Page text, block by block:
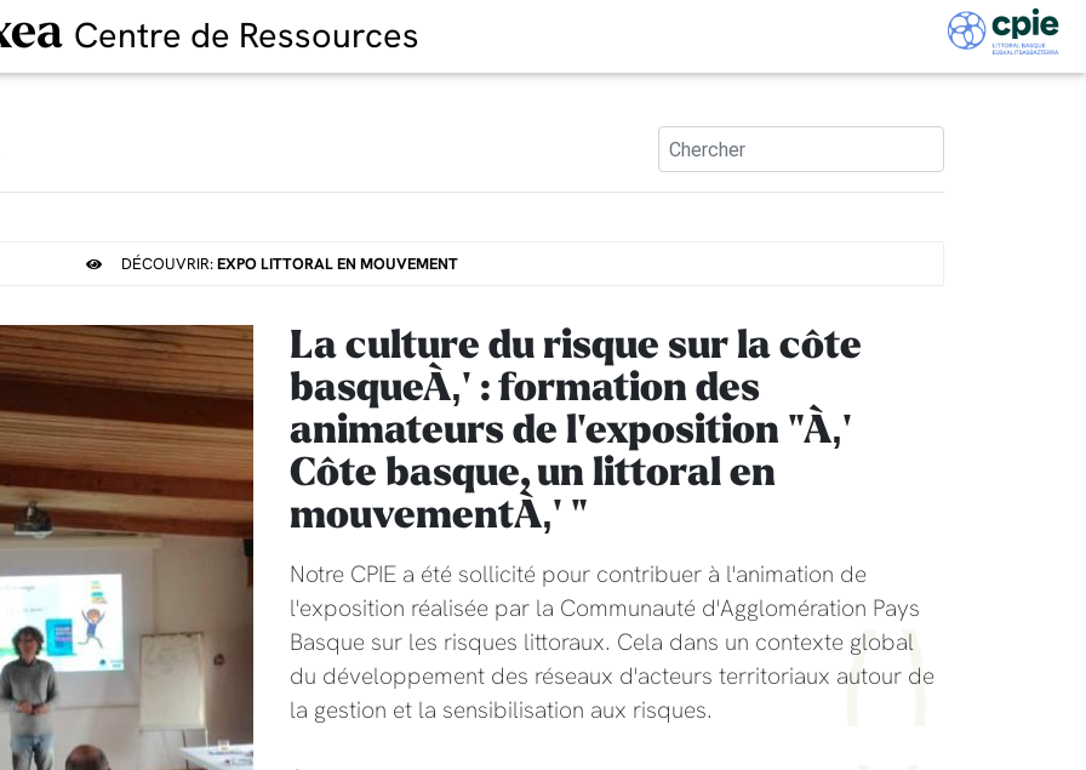
Centre de Ressources
DÉCOUVRIR:EXPO LITTORAL EN MOUVEMENT
La culture du risque sur la côte
basqueÀ‚' : formation des
animateurs de l'exposition "À‚'
Côte basque, un littoral en
mouvementÀ‚' "
Notre CPIE a été sollicité pour contribuer à l'animation de
l'exposition réalisée par la Communauté d'Agglomération Pays
Basque sur les risques littoraux. Cela dans un contexte global
du développement des réseaux d'acteurs territoriaux autour de
la gestion et la sensibilisation aux risques.